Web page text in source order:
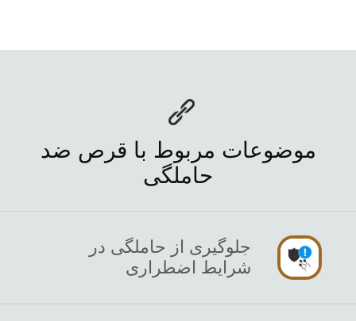
موضوعات مربوط با قرص ضد
حاملگی
جلوگیری از حاملگی در
شرایط اضطراری